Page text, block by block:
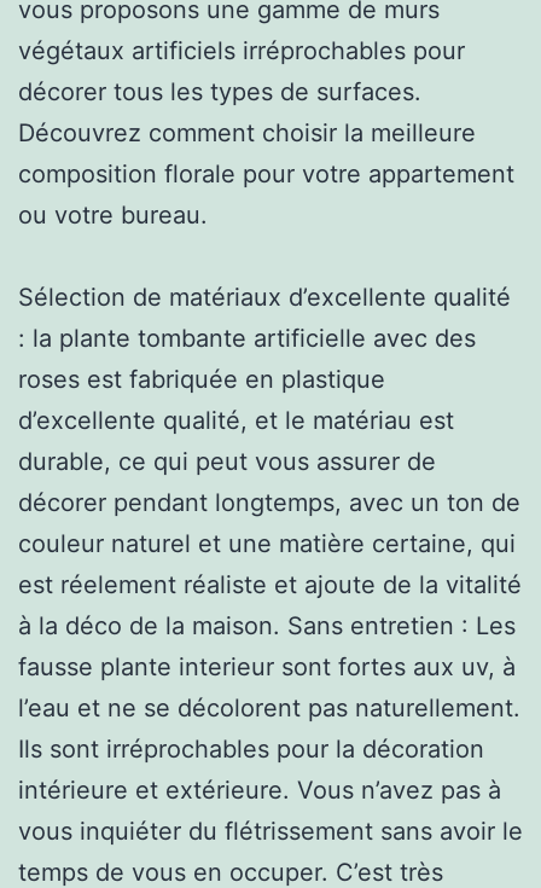
vous proposons une gamme de murs
végétaux artificiels irréprochables pour
décorer tous les types de surfaces.
Découvrez comment choisir la meilleure
composition florale pour votre appartement
ou votre bureau.
Sélection de matériaux d’excellente qualité
: la plante tombante artificielle avec des
roses est fabriquée en plastique
d’excellente qualité, et le matériau est
durable, ce qui peut vous assurer de
décorer pendant longtemps, avec un ton de
couleur naturel et une matière certaine, qui
est réelement réaliste et ajoute de la vitalité
à la déco de la maison. Sans entretien : Les
fausse plante interieur sont fortes aux uv, à
l’eau et ne se décolorent pas naturellement.
Ils sont irréprochables pour la décoration
intérieure et extérieure. Vous n’avez pas à
vous inquiéter du flétrissement sans avoir le
temps de vous en occuper. C’est très